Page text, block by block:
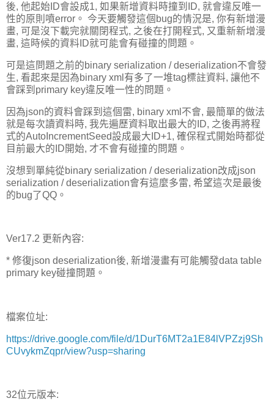
後, 他起始ID會設成1, 如果新增資料時撞到ID, 就會違反唯一
性的原則噴error。 今天要觸發這個bug的情況是, 你有新增漫
畫, 可是沒下載完就關閉程式, 之後在打開程式, 又重新新增漫
畫, 這時候的資料ID就可能會有碰撞的問題。
可是這問題之前的binary serialization / deserialization不會發
生, 看起來是因為binary xml有多了一堆tag標註資料, 讓他不
會踩到primary key違反唯一性的問題。
因為json的資料會踩到這個雷, binary xml不會, 最簡單的做法
就是每次讀資料時, 我先遍歷資料取出最大的ID, 之後再將程
式的AutoIncrementSeed設成最大ID+1, 確保程式開始時都從
目前最大的ID開始, 才不會有碰撞的問題。
沒想到單純從binary serialization / deserialization改成json
serialization / deserialization會有這麼多雷, 希望這次是最後
的bug了QQ。
Ver17.2 更新內容:
* 修復json deserialization後, 新增漫畫有可能觸發data table
primary key碰撞問題。
檔案位址:
https://drive.google.com/file/d/1DurT6MT2a1E84lVPZzj9Sh
CUvykmZqpr/view?usp=sharing
32位元版本: